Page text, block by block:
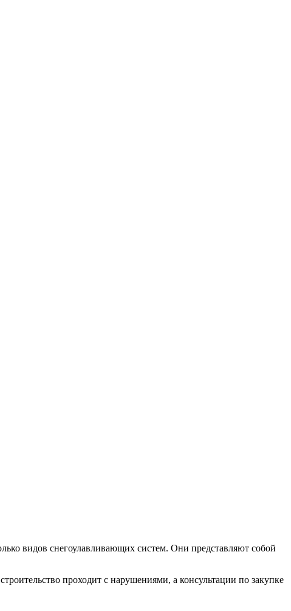
видов снегоулавливающих систем. Они представляют собой
проходит с нарушениями, а консультации по закупке